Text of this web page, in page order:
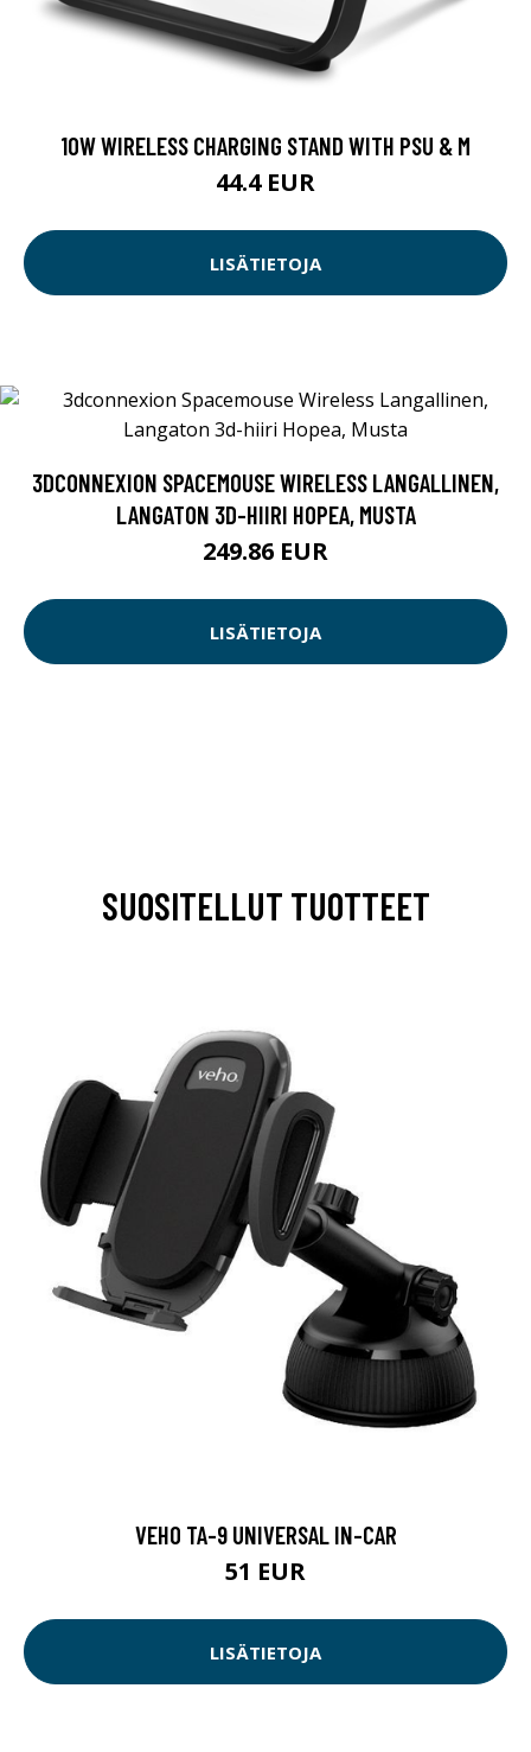
10W WIRELESS CHARGING STAND WITH PSU & M
44.4 EUR
LISÄTIETOJA
3DCONNEXION SPACEMOUSE WIRELESS LANGALLINEN,
LANGATON 3D-HIIRI HOPEA, MUSTA
249.86 EUR
LISÄTIETOJA
SUOSITELLUT TUOTTEET
VEHO TA-9 UNIVERSAL IN-CAR
51 EUR
LISÄTIETOJA